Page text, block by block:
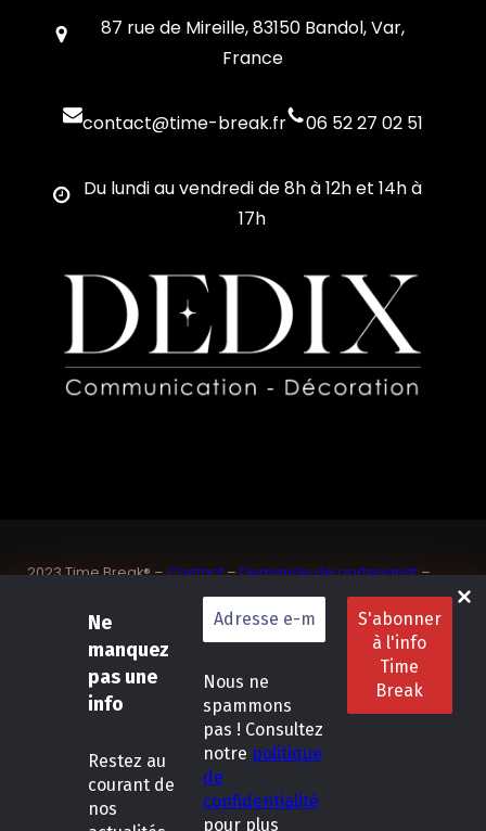
Ne
manquez
pas une
info
Restez au
courant de
nos
Nous ne
spammons
pas ! Consultez
notre politique
de
confidentialité
pour plus
87 rue de Mireille, 83150 Bandol, Var,
France
contact@time-break.fr 06 52 27 02 51
Du lundi au vendredi de 8h à 12h et 14h à
17h
2023 Time Break® –Contact–Demande de partenariat–
Sponsoriser un joueur de padel français
SASU Dedix Communication – 87 rue de Mireille – 83 150
Bandol – Var
Conditions
générales de location
Follow Us :LinkedIn
Instagram